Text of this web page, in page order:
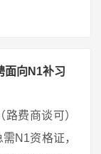
面向N1补习
费商谈可）
N1资格证，